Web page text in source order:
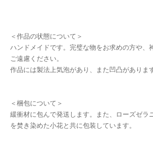
＜作品の状態について＞
ハンドメイドです。完璧な物をお求めの方や、
ご遠慮ください。
作品には製法上気泡があり、また凹凸がありま
＜梱包について＞
緩衝材に包んで発送します。また、ローズゼラ
を焚き染めた小花と共に包装しています。